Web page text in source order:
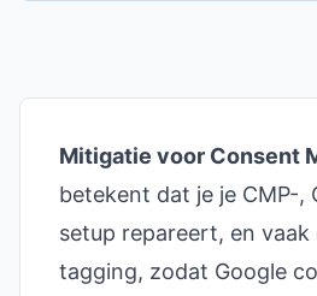
Mitigatie voor Consent
betekent dat je je CMP-,
setup repareert, en
tagging, zodat Google